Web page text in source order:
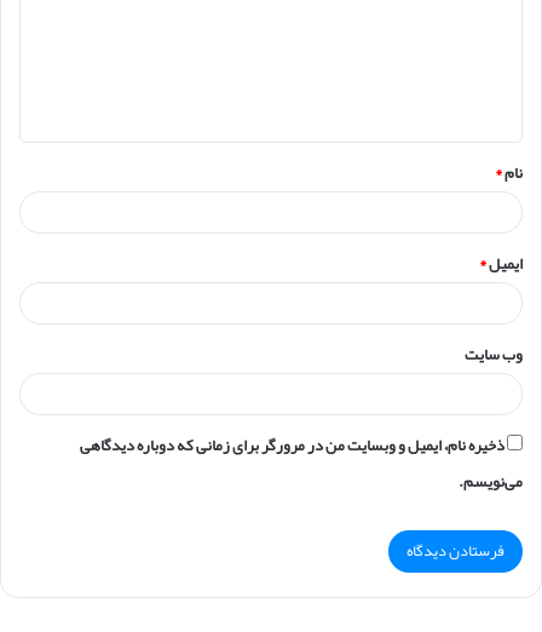
*
نام*
ایمیل*
وب‌ سایت
ذخیره نام، ایمیل و وبسایت من در مرورگر برای زمانی که دوباره دیدگاهی
می‌نویسم.